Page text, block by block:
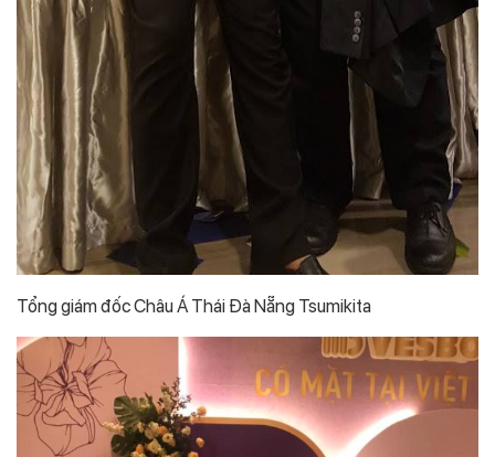
Tổng giám đốc Châu Á Thái Đà Nẵng Tsumikita